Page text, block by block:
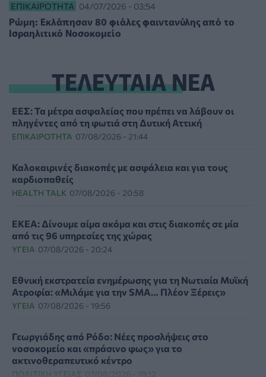
ΕΠΙΚΑΙΡΌΤΗΤΑ 04/07/2026 - 03:54
Ρώμη: Εκλάπησαν 80 φιάλες φαιντανύλης από το
Ισραηλιτικό Νοσοκομείο
ΤΕΛΕΥΤΑΙΑ ΝΕΑ
ΕΕΣ: Τα μέτρα ασφαλείας που πρέπει να λάβουν οι
πληγέντες από τη φωτιά στη Δυτική Αττική
ΕΠΙΚΑΙΡΌΤΗΤΑ 07/08/2026 - 21:44
Καλοκαιρινές διακοπές με ασφάλεια και για τους
καρδιοπαθείς
HEALTH TALK 07/08/2026 - 20:58
ΕΚΕΑ: Δίνουμε αίμα ακόμα και στις διακοπές σε μία
από τις 96 υπηρεσίες της χώρας
ΥΓΕΊΑ 07/08/2026 - 20:24
Εθνική εκστρατεία ενημέρωσης για τη Νωτιαία Μυϊκή
Ατροφία: «Μιλάμε για την SMA… Πλέον Ξέρεις»
ΥΓΕΊΑ 07/08/2026 - 19:56
Γεωργιάδης από Ρόδο: Νέες προσλήψεις στο
νοσοκομείο και «πράσινο φως» για το
ακτινοθεραπευτικό κέντρο
ΠΟΛΙΤΙΚΉ ΥΓΕΊΑΣ 07/08/2026 - 19:12